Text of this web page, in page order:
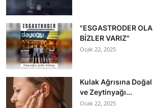
"ESGASTRODER
BİZLER VARIZ"
Ocak 22, 2025
Kulak Ağrısına
ve Zeytinyağı...
Ocak 22, 2025